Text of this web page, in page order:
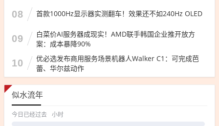
08 首款1000Hz显示器实测翻车！效果还不如240Hz OLED
09
白菜价AI服务器成现实！AMD联手韩国企业推开放方
案：成本暴降90%
10
优必选发布商用服务场景机器人Walker C1：可完成芭
蕾、华尔兹动作
似水流年
今日已经过去 小时